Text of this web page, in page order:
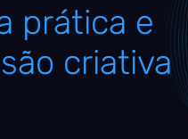
prática e
criativa